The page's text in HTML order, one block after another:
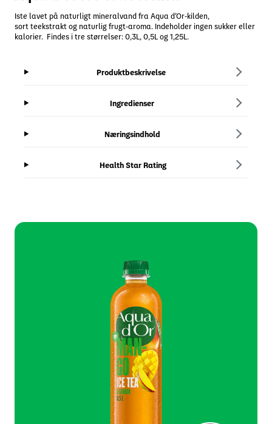
Iste lavet på naturligt mineralvand fra Aqua d’Or-kilden,
sort teekstrakt og naturlig frugt-aroma. Indeholder ingen sukker eller
kalorier. Findes i tre størrelser: 0,3L, 0,5L og 1,25L.
Produktbeskrivelse
Ingredienser
Næringsindhold
Health Star Rating